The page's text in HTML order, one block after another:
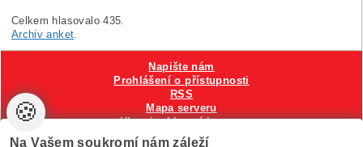
Celkem hlasovalo 435.
Archiv anket.
Napište nám
Prohlášení o přístupnosti
RSS
Mapa serveru
Hlavni reklamní banner
Nastavení cookies
🍪
Na Vašem soukromí nám záleží